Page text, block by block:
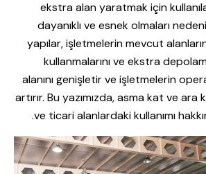
ekstra alan yaratmak için
dayanıklı ve esnek olmaları
yapılar, işletmelerin mevcut
kullanmalarını ve ekstra
alanını genişletir ve işletmelerin
artırır. Bu yazımızda, asma kat ve
ve ticari alanlardaki kullanımı